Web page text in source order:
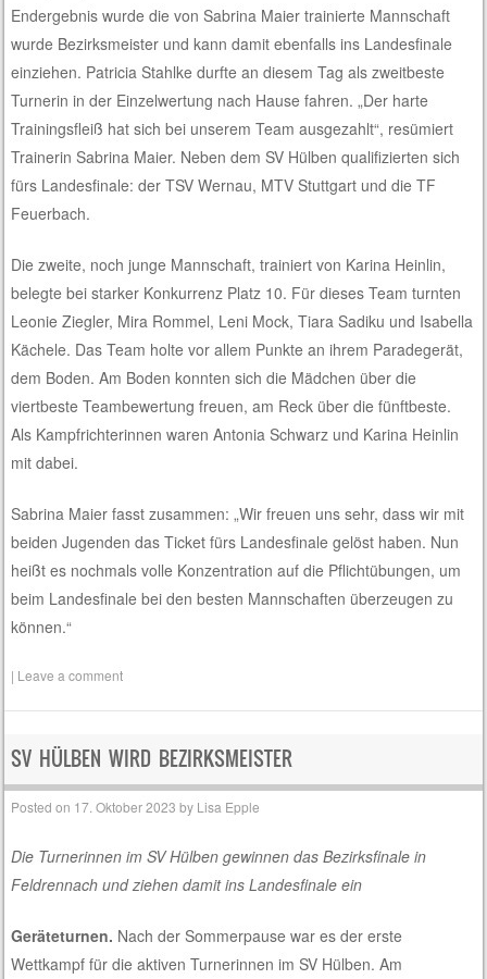
Endergebnis wurde die von Sabrina Maier trainierte Mannschaft
wurde Bezirksmeister und kann damit ebenfalls ins Landesfinale
einziehen. Patricia Stahlke durfte an diesem Tag als zweitbeste
Turnerin in der Einzelwertung nach Hause fahren. „Der harte
Trainingsfleiß hat sich bei unserem Team ausgezahlt“, resümiert
Trainerin Sabrina Maier. Neben dem SV Hülben qualifizierten sich
fürs Landesfinale: der TSV Wernau, MTV Stuttgart und die TF
Feuerbach.
Die zweite, noch junge Mannschaft, trainiert von Karina Heinlin,
belegte bei starker Konkurrenz Platz 10. Für dieses Team turnten
Leonie Ziegler, Mira Rommel, Leni Mock, Tiara Sadiku und Isabella
Kächele. Das Team holte vor allem Punkte an ihrem Paradegerät,
dem Boden. Am Boden konnten sich die Mädchen über die
viertbeste Teambewertung freuen, am Reck über die fünftbeste.
Als Kampfrichterinnen waren Antonia Schwarz und Karina Heinlin
mit dabei.
Sabrina Maier fasst zusammen: „Wir freuen uns sehr, dass wir mit
beiden Jugenden das Ticket fürs Landesfinale gelöst haben. Nun
heißt es nochmals volle Konzentration auf die Pflichtübungen, um
beim Landesfinale bei den besten Mannschaften überzeugen zu
können.“
| Leave a comment
SV HÜLBEN WIRD BEZIRKSMEISTER
Posted on 17. Oktober 2023 by Lisa Epple
Die Turnerinnen im SV Hülben gewinnen das Bezirksfinale in
Feldrennach und ziehen damit ins Landesfinale ein
Geräteturnen. Nach der Sommerpause war es der erste
Wettkampf für die aktiven Turnerinnen im SV Hülben. Am